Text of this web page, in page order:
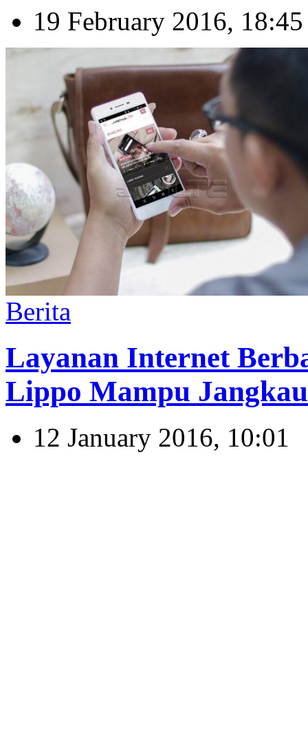
19 February 2016, 18:45
Berita
Layanan Internet
Lippo Mampu
12 January 2016, 10:01